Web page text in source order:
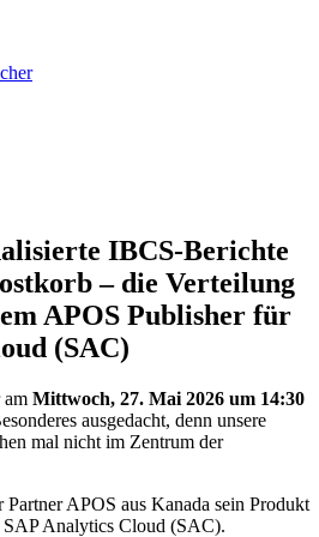
IBCS-Berichte
– die Verteilung
APOS Publisher für
(SAC)
am Mittwoch, 27. Mai 2026 um 14:30
ausgedacht, denn unsere
mal nicht im Zentrum der
Partner APOS aus Kanada sein Produkt
Analytics Cloud (SAC).